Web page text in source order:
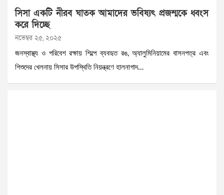
সিসা একটি নীরব ঘাতক আমাদের ভবিষ্যৎ প্রজন্মকে ধ্বংস
করে দিচ্ছে
নভেম্বর ২৫, ২০২৫
জনস্বাস্থ্য ও পরিবেশ রক্ষায় শিল্পে ব্যবহৃত রঙ, অ্যালুমিনিয়ামের বাসনপত্র এবং
শিশুদের খেলনায় সিসার উপস্থিতি নিয়ন্ত্রণে হালনাগাদ…